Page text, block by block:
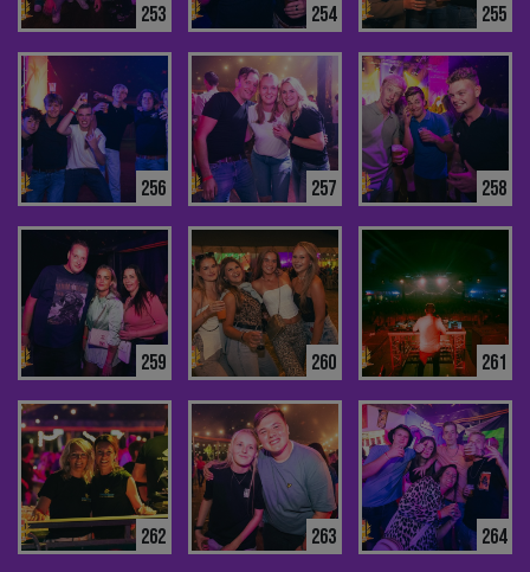
253 254 255
256 257 258
259 260 261
262 263 264